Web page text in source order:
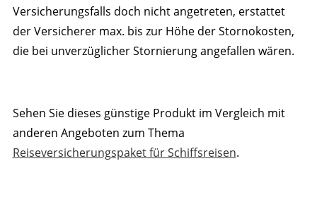
Versicherungsfalls doch nicht angetreten, erstattet
der Versicherer max. bis zur Höhe der Stornokosten,
die bei unverzüglicher Stornierung angefallen wären.
Sehen Sie dieses günstige Produkt im Vergleich mit
anderen Angeboten zum Thema
Reiseversicherungspaket für Schiffsreisen.